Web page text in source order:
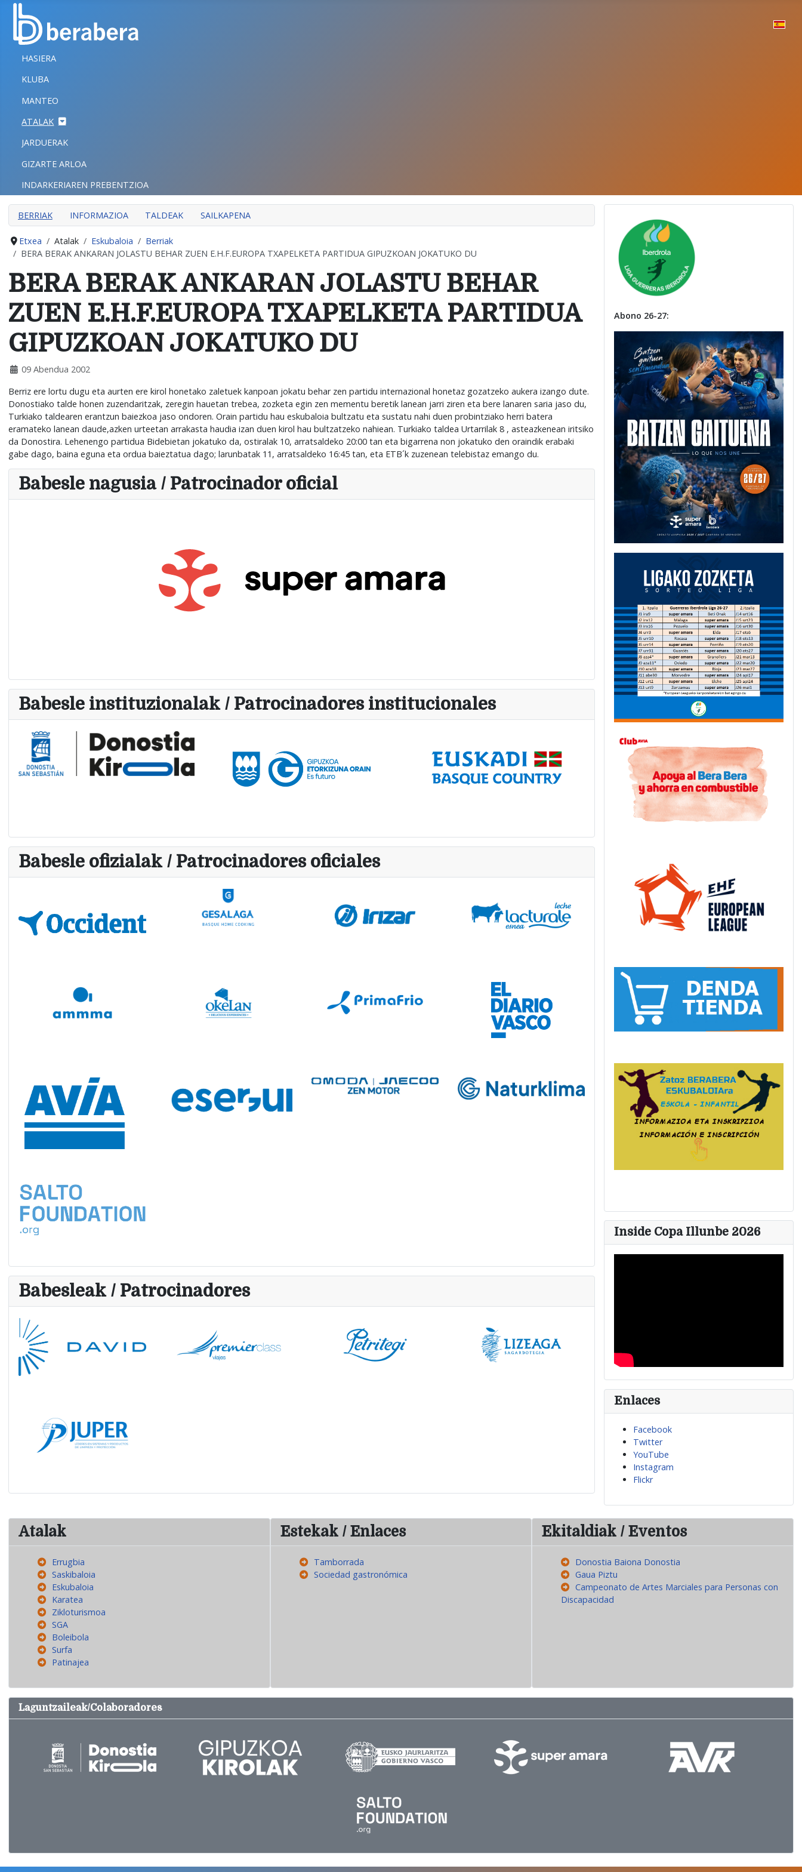
ITXI
HASIERA
KLUBA
MANTEO
ATALAK
JARDUERAK
GIZARTE ARLOA
INDARKERIAREN PREBENTZIOA
HASIERA
KLUBA
MANTEO
ATALAK
JARDUERAK
GIZARTE ARLOA
INDARKERIAREN PREBENTZIOA
BERRIAK INFORMAZIOA TALDEAK SAILKAPENA
Etxea Atalak Eskubaloia
Berriak
BERA BERAK ANKARAN JOLASTU BEHAR ZUEN E.H.F.EUROPA TXAPELKETA PARTIDUA GIPUZKOAN JOKATUKO DU
BERA BERAK ANKARAN JOLASTU BEHAR
ZUEN E.H.F.EUROPA TXAPELKETA PARTIDUA
GIPUZKOAN JOKATUKO DU
09 Abendua 2002
Berriz ere lortu dugu eta aurten ere kirol honetako zaletuek kanpoan jokatu behar zen partidu internazional honetaz gozatzeko aukera izango dute.
Donostiako talde honen zuzendaritzak, zeregin hauetan trebea, zozketa egin zen mementu beretik lanean jarri ziren eta bere lanaren saria jaso du,
Turkiako taldearen erantzun baiezkoa jaso ondoren. Orain partidu hau eskubaloia bultzatu eta sustatu nahi duen probintziako herri batera
eramateko lanean daude,azken urteetan arrakasta haudia izan duen kirol hau bultzatzeko nahiean. Turkiako taldea Urtarrilak 8 , asteazkenean iritsiko
da Donostira. Lehenengo partidua Bidebietan jokatuko da, ostiralak 10, arratsaldeko 20:00 tan eta bigarrena non jokatuko den oraindik erabaki
gabe dago, baina eguna eta ordua baieztatua dago; larunbatak 11, arratsaldeko 16:45 tan, eta ETB´k zuzenean telebistaz emango du.
Babesle nagusia / Patrocinador oficial
Babesle instituzionalak / Patrocinadores institucionales
Babesle ofizialak / Patrocinadores oficiales
Babesleak / Patrocinadores
Abono 26-27:
Inside Copa Illunbe 2026
Enlaces
Facebook
Twitter
YouTube
Instagram
Flickr
Atalak
Errugbia
Saskibaloia
Eskubaloia
Karatea
Zikloturismoa
SGA
Boleibola
Surfa
Patinajea
Estekak / Enlaces
Tamborrada
Sociedad gastronómica
Ekitaldiak / Eventos
Donostia Baiona Donostia
Gaua Piztu
Campeonato de Artes Marciales para Personas con
Discapacidad
Laguntzaileak/Colaboradores